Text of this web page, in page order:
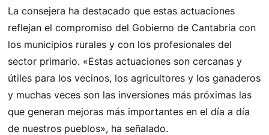
La consejera ha destacado que estas actuaciones
reflejan el compromiso del Gobierno de Cantabria con
los municipios rurales y con los profesionales del
sector primario. «Estas actuaciones son cercanas y
útiles para los vecinos, los agricultores y los ganaderos
y muchas veces son las inversiones más próximas las
que generan mejoras más importantes en el día a día
de nuestros pueblos», ha señalado.